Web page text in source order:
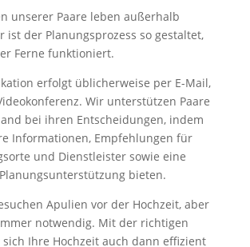
unserer Paare leben außerhalb
ist der Planungsprozess so gestaltet,
Ferne funktioniert.
erfolgt üblicherweise per E-Mail,
Wir unterstützen Paare
bei ihren Entscheidungen, indem
Informationen, Empfehlungen für
und Dienstleister sowie eine
bieten.
Apulien vor der Hochzeit, aber
notwendig. Mit der richtigen
sich Ihre Hochzeit auch dann effizient